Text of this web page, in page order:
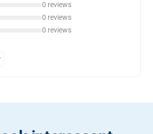
0 reviews
0 reviews
0 reviews